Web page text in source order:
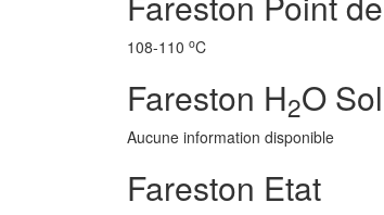
108-110 oC
Fareston H2O
Aucune information disponible
Fareston Etat